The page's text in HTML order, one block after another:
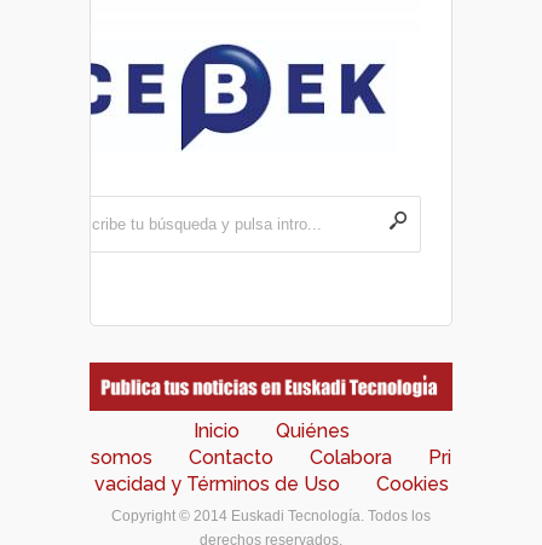
Inicio
Quiénes
somos
Contacto Colabora
Pri
vacidad y Términos de Uso
Cookies
Copyright © 2014 Euskadi Tecnología. Todos los
derechos reservados.